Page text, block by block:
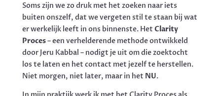
Soms zijn we zo druk met het zoeken naar iets
buiten onszelf, dat we vergeten stil te staan bij wat
er werkelijk leeft in ons binnenste. Het Clarity
Proces– een verhelderende methode ontwikkeld
door Jeru Kabbal – nodigt je uit om die zoektocht
los te laten en het contact met jezelf te herstellen.
Niet morgen, niet later, maar in het NU.